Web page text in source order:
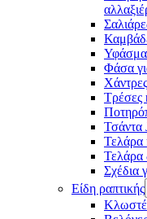
Φάσα
Τρέσες
Τσάντα
Τελάρα
Τελάρα
Σχέδια
Είδη ραπτικής